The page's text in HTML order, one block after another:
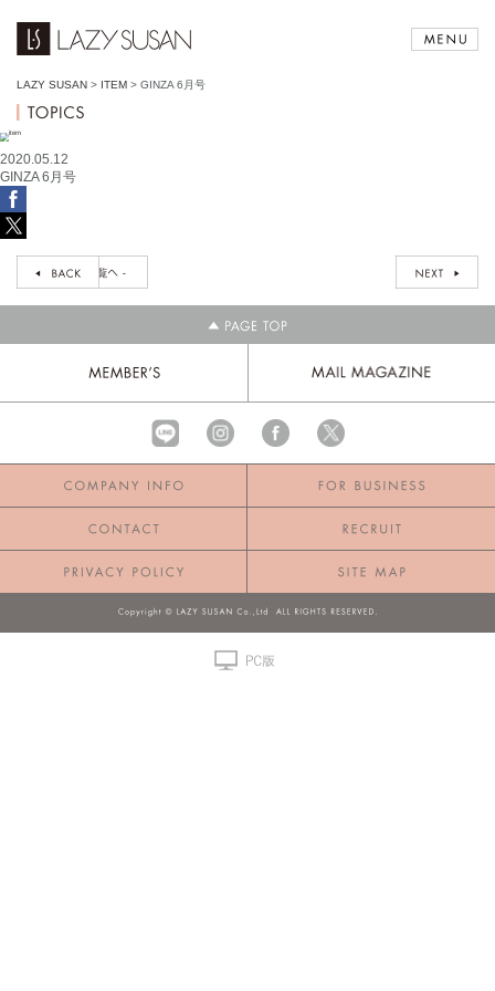
LAZY SUSAN > ITEM > GINZA 6月号
2020.05.12
GINZA 6月号